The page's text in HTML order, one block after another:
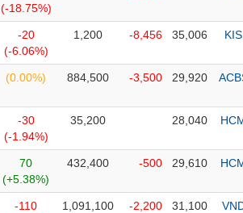
(-18.75%)
-20
(-6.06%)
1,200 -8,456 35,006 KIS
(0.00%) 884,500 -3,500 29,920
-30
(-1.94%)
35,200 28,040
70
(+5.38%)
432,400 -500 29,610
-110
1,091,100 -2,200 31,100